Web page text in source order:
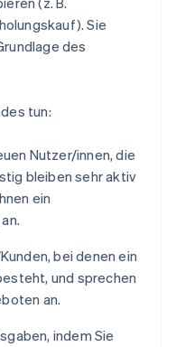
Sie
des
tun:
Nutzer/innen, die
bleiben sehr aktiv
ein
bei denen ein
und sprechen
an.
indem Sie